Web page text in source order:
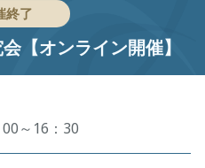
終了
【オンライン開催】
～16：30